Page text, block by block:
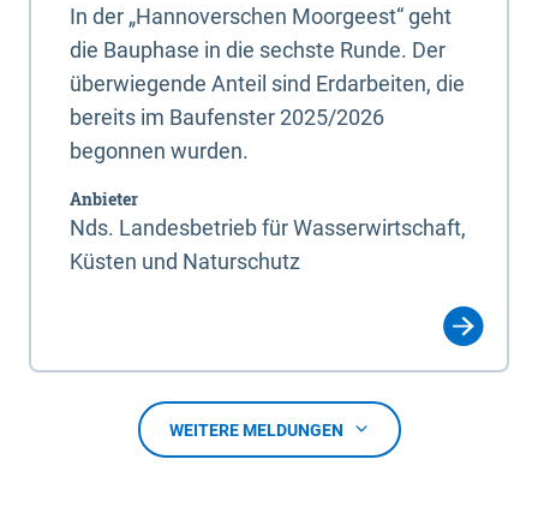
In der „Hannoverschen Moorgeest“ geht
die Bauphase in die sechste Runde. Der
überwiegende Anteil sind Erdarbeiten, die
bereits im Baufenster 2025/2026
begonnen wurden.
Anbieter
Nds. Landesbetrieb für Wasserwirtschaft,
Küsten und Naturschutz
WEITERE MELDUNGEN